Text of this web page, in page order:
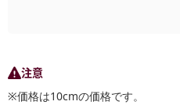
注意
※価格は10cmの価格です。